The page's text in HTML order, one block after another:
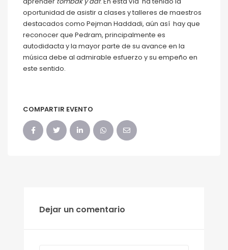
oportunidad de asistir a clases y talleres de maestros
destacados como Pejman Haddadi, aún así hay que
reconocer que Pedram, principalmente es
autodidacta y la mayor parte de su avance en la
música debe al admirable esfuerzo y su empeño en
este sentido.
COMPARTIR EVENTO
Dejar un comentario